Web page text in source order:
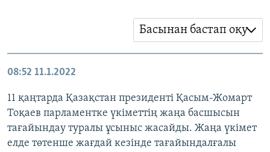
Басынан бастап оқу
08:52 11.1.2022
11 қаңтарда Қазақстан президенті Қасым-Жомарт
Тоқаев парламентке үкіметтің жаңа басшысын
тағайындау туралы ұсыныс жасайды. Жаңа үкімет
елде төтенше жағдай кезінде тағайындалғалы